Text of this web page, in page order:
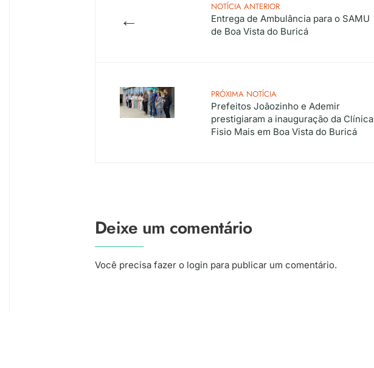
←
NOTÍCIA ANTERIOR
Entrega de Ambulância para o SAMU
de Boa Vista do Buricá
PRÓXIMA NOTÍCIA
Prefeitos Joãozinho e Ademir
prestigiaram a inauguração da Clínica
Fisio Mais em Boa Vista do Buricá
Deixe um comentário
Você precisa fazer o login para publicar um comentário.